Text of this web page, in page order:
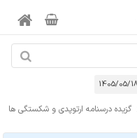
گزیده درسنامه ارتوپدی و شکستگی ها